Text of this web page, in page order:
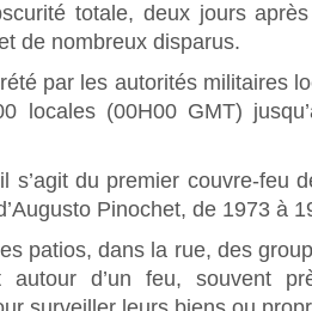
totale, deux jours
de nombreux disparus.
par les autorités militaires
locales (00H00 GMT)
s’agit du premier couvre-feu
Pinochet, de 1973 à
patios, dans la rue, des
d’un feu, souvent